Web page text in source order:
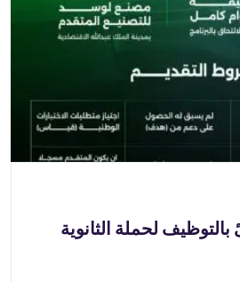
لحملة الثانوية